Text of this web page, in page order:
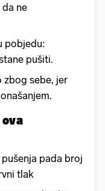
ne
pobjedu:
pušiti.
zbog sebe, jer
pada broj
tlak